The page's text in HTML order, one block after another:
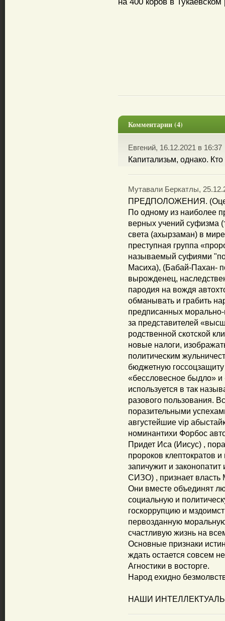
Комментарии (4)
Евгений, 16.12.2021 в 16:37
Капитализьм, однако. Кто
Мутавали Беркатлы,
ПРЕДПОЛОЖЕНИЯ.
По одному из наиболее
верных учений суфизма
света (ахырзаман) в
преступная группа
называемый суфиями
Масиха), (Бабай-Пахан-
вырожденец,
пародия на вождя
обманывать и грабить
предписанных
за представителей
родственной скотской
новые налоги,
политическим
бюджетную
«бессловесное быдло» и
используется в так
разового пользования.
поразительными
августейшие vip
номинантихи Форбос
Придет Иса (Иисус) ,
пророков клептократов
запичужит и
СИЗО) , признает власть
Они вместе объединят
социальную и
госкоррупцию и
первозданную
счастливую жизнь на
Основные признаки
ждать остается совсем
Агностики в восторге.
Народ ехидно
НАШИ